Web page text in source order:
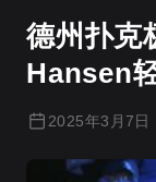
德州扑克
Hansen
2025年3月7日